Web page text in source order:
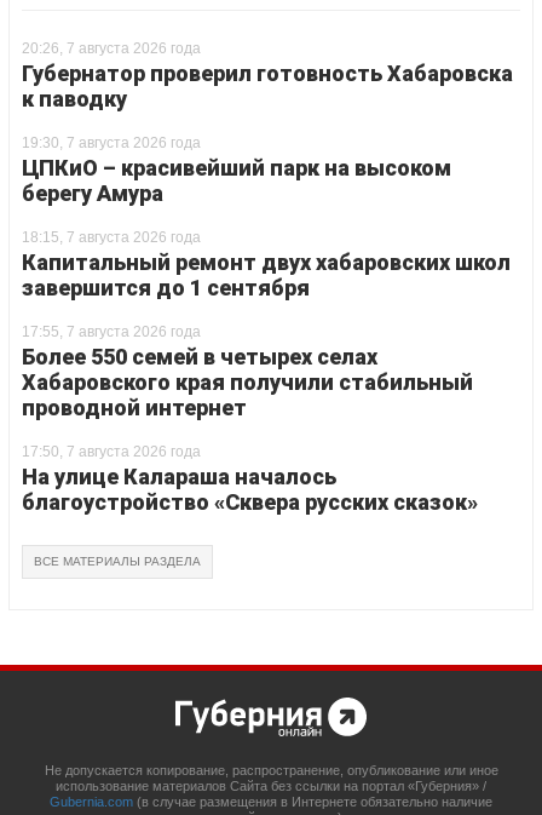
20:26, 7 августа 2026 года
Губернатор проверил готовность Хабаровска
к паводку
19:30, 7 августа 2026 года
ЦПКиО – красивейший парк на высоком
берегу Амура
18:15, 7 августа 2026 года
Капитальный ремонт двух хабаровских школ
завершится до 1 сентября
17:55, 7 августа 2026 года
Более 550 семей в четырех селах
Хабаровского края получили стабильный
проводной интернет
17:50, 7 августа 2026 года
На улице Калараша началось
благоустройство «Сквера русских сказок»
ВСЕ МАТЕРИАЛЫ РАЗДЕЛА
Не допускается копирование, распространение, опубликование или иное
использование материалов Сайта без ссылки на портал «Губерния» /
Gubernia.com (в случае размещения в Интернете обязательно наличие